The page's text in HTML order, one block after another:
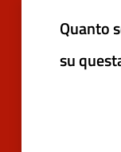
Quanto
su